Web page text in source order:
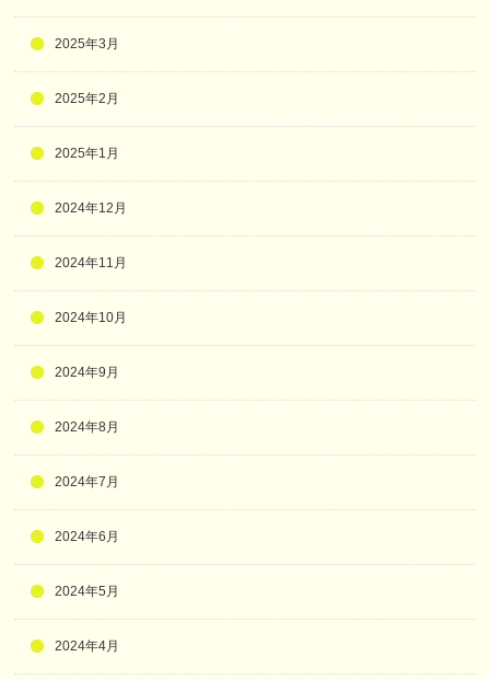
2025年3月
2025年2月
2025年1月
2024年12月
2024年11月
2024年10月
2024年9月
2024年8月
2024年7月
2024年6月
2024年5月
2024年4月